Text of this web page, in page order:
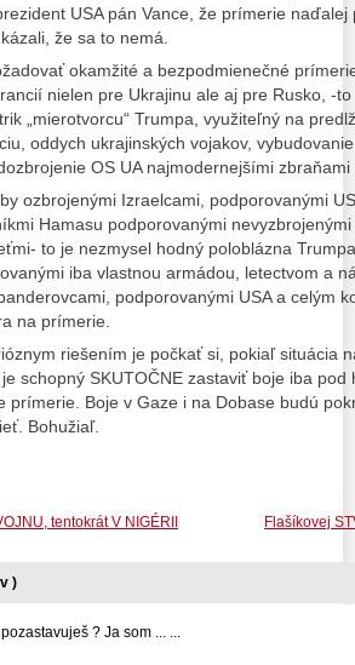
USA pán Vance, že prímerie
že sa to nemá.
okamžité a bezpodmienečné
nielen pre Ukrajinu ale aj pre Rusko, -
„mierotvorcu“ Trumpa, využiteľný na
oddych ukrajinských vojakov,
OS UA najmodernejšími
ozbrojenými Izraelcami, podporovanými
Hamasu podporovanými
to je nezmysel hodný poloblázna
iba vlastnou armádou, letectvom a
podporovanými USA a celým
na prímerie.
riešením je počkať si, pokiaľ situácia
schopný SKUTOČNE zastaviť boje iba pod
prímerie. Boje v Gaze i na Dobase budú
Bohužiaľ.
Flašíkovej
tentokrát V NIGÉRII
)
? Ja som ... ...